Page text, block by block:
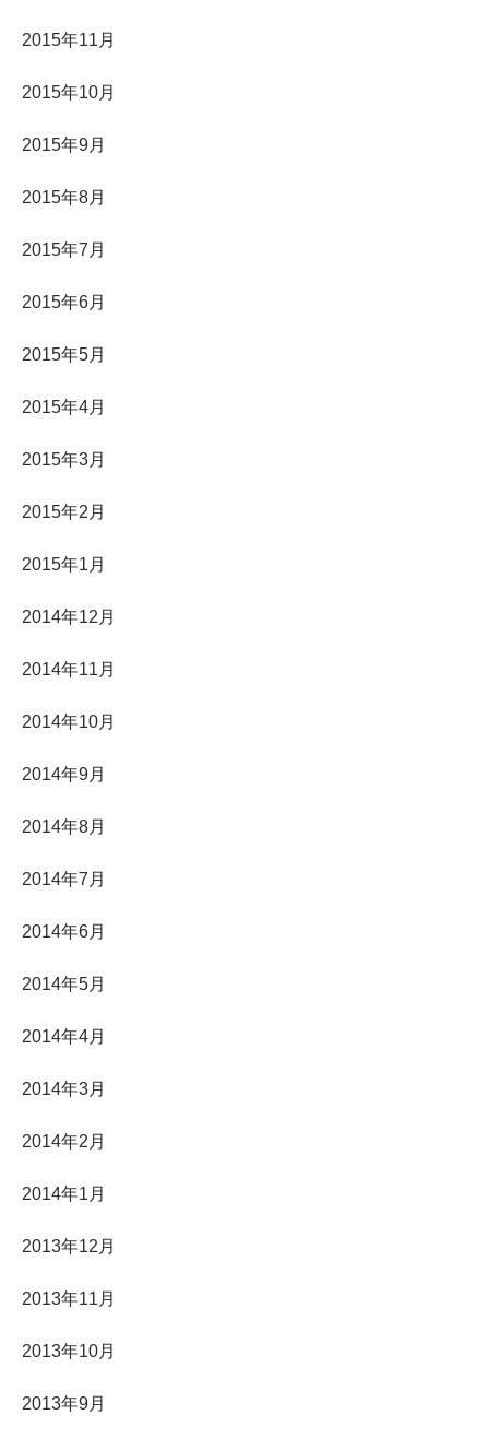
2015年11月
2015年10月
2015年9月
2015年8月
2015年7月
2015年6月
2015年5月
2015年4月
2015年3月
2015年2月
2015年1月
2014年12月
2014年11月
2014年10月
2014年9月
2014年8月
2014年7月
2014年6月
2014年5月
2014年4月
2014年3月
2014年2月
2014年1月
2013年12月
2013年11月
2013年10月
2013年9月